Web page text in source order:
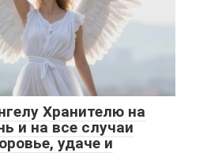
Хранителю на
и на все случаи
удаче и